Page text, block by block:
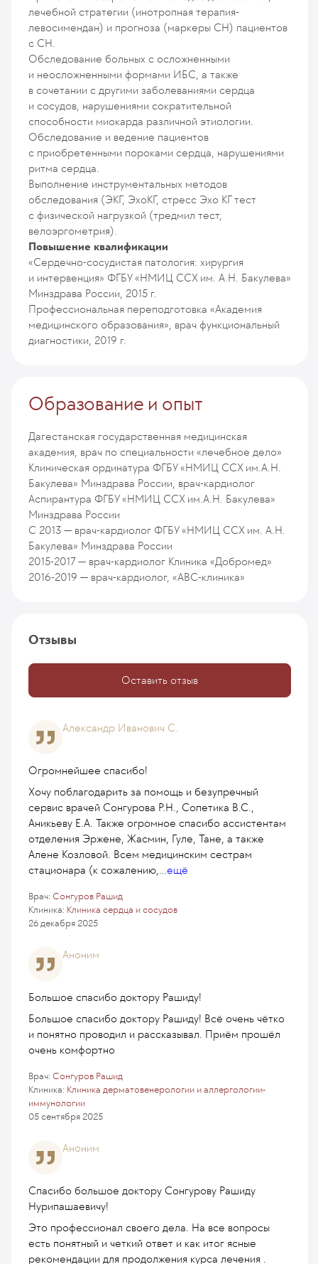
лечебной стратегии (инотропная терапия-
левосимендан) и прогноза (маркеры СН) пациентов
с СН.
Обследование больных с осложненными
и неосложненными формами ИБС, а также
в сочетании с другими заболеваниями сердца
и сосудов, нарушениями сократительной
способности миокарда различной этиологии.
Обследование и ведение пациентов
с приобретенными пороками сердца, нарушениями
ритма сердца.
Выполнение инструментальных методов
обследования (ЭКГ, ЭхоКГ, стресс Эхо КГ тест
с физической нагрузкой (тредмил тест,
велоэргометрия).
Повышение квалификации
«Сердечно-сосудистая патология: хирургия
и интервенция» ФГБУ «НМИЦ ССХ им. А.Н. Бакулева»
Минздрава России, 2015 г.
Профессиональная переподготовка «Академия
медицинского образования», врач функциональный
диагностики, 2019 г.
Образование и опыт
Дагестанская государственная медицинская
академия, врач по специальности «лечебное дело»
Клиническая ординатура ФГБУ «НМИЦ ССХ им.А.Н.
Бакулева» Минздрава России, врач-кардиолог
Аспирантура ФГБУ «НМИЦ ССХ им.А.Н. Бакулева»
Минздрава России
С 2013 — врач-кардиолог ФГБУ «НМИЦ ССХ им. А.Н.
Бакулева» Минздрава России
2015-2017 — врач-кардиолог Клиника «Добромед»
2016-2019 — врач-кардиолог, «АВС-клиника»
Отзывы
Оставить отзыв
Александр Иванович С.
Огромнейшее спасибо!
Хочу поблагодарить за помощь и безупречный
сервис врачей Сонгурова Р.Н., Сопетика В.С.,
Аникьеву Е.А. Также огромное спасибо ассистентам
отделения Эржене, Жасмин, Гуле, Тане, а также
Алене Козловой. Всем медицинским сестрам
стационара (к сожалению,...ещё
Клиника: Клиника сердца и сосудов
Врач: Сонгуров Рашид
26 декабря 2025
Аноним
Большое спасибо доктору Рашиду!
Большое спасибо доктору Рашиду! Всё очень чётко
и понятно проводил и рассказывал. Приём прошёл
очень комфортно
Клиника: Клиника дерматовенерологии и аллергологии-
иммунологии
Врач: Сонгуров Рашид
05 сентября 2025
Аноним
Спасибо большое доктору Сонгурову Рашиду
Нурипашаевичу!
Это профессионал своего дела. На все вопросы
есть понятный и четкий ответ и как итог ясные
рекомендации для продолжения курса лечения .